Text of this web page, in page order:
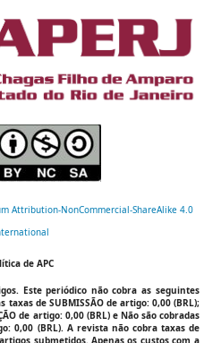
Attribution-NonCommercial-ShareAlike 4.0
de APC
Este periódico não cobra as seguintes
taxas de SUBMISSÃO de artigo: 0,00 (BRL);
de artigo: 0,00 (BRL) e Não são cobradas
0,00 (BRL). A revista não cobra taxas de